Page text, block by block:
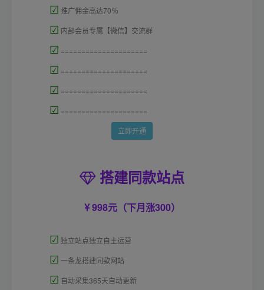
☑ 推广佣金高达70％
☑ 内部会员专属【微信】交流群
☑ =====================
☑ =====================
☑ =====================
☑ =====================
立即开通
搭建同款站点
998元（下月涨300）
☑ 独立站点独立自主运营
☑ 一条龙搭建同款网站
☑ 自动采集365天自动更新